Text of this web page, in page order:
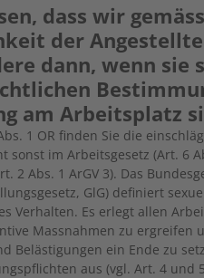
dass wir
der
dann, wenn
am Arbeitsplatz
1 OR finden Sie die
sonst im Arbeitsgesetz (Art. 6
2 Abs. 1 ArGV 3). Das
GlG) definiert
Verhalten. Es erlegt allen
Massnahmen zu ergreifen
Belästigungen ein Ende zu
aus (vgl. Art. 4 und